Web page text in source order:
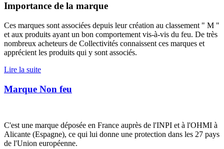
Importance de la marque
Ces marques sont associées depuis leur création au classement " M "
et aux produits ayant un bon comportement vis-à-vis du feu. De très
nombreux acheteurs de Collectivités connaissent ces marques et
apprécient les produits qui y sont associés.
Lire la suite
Marque Non feu
C'est une marque déposée en France auprès de l'INPI et à l'OHMI à
Alicante (Espagne), ce qui lui donne une protection dans les 27 pays
de l'Union européenne.